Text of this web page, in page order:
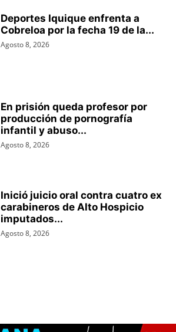
Deportes Iquique enfrenta a
Cobreloa por la fecha 19 de la...
Agosto 8, 2026
En prisión queda profesor por
producción de pornografía
infantil y abuso...
Agosto 8, 2026
Inició juicio oral contra cuatro ex
carabineros de Alto Hospicio
imputados...
Agosto 8, 2026